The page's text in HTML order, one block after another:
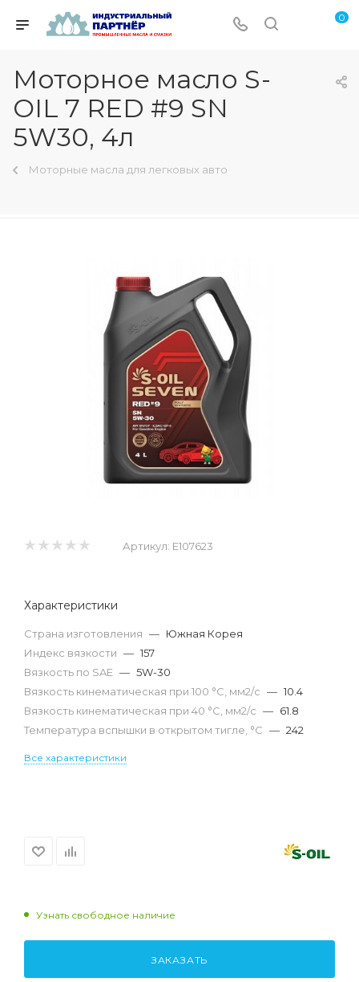
0
Моторное масло S-
OIL 7 RED #9 SN
5W30, 4л
Моторные масла для легковых авто
Артикул: E107623
Характеристики
Страна изготовления — Южная Корея
Индекс вязкости — 157
Вязкость по SAE — 5W-30
Вязкость кинематическая при 100 °С, мм2/с — 10.4
Вязкость кинематическая при 40 °С, мм2/с — 61.8
Температура вспышки в открытом тигле, °С — 242
Все характеристики
Узнать свободное наличие
ЗАКАЗАТЬ